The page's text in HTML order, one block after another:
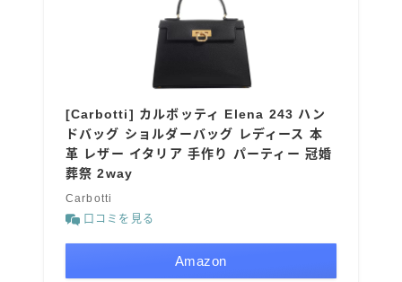
[Carbotti] カルボッティ Elena 243 ハン
ドバッグ ショルダーバッグ レディース 本
革 レザー イタリア 手作り パーティー 冠婚
葬祭 2way
Carbotti
口コミを見る
Amazon